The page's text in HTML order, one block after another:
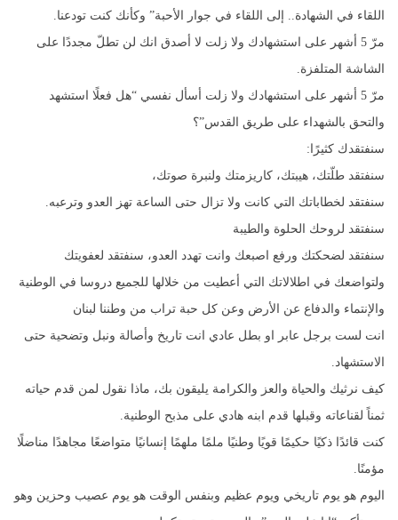
اللقاء في الشهادة.. إلى اللقاء في جوار الأحبة” وكأنك كنت تودعنا.
مرّ 5 أشهر على استشهادك ولا زلت لا أصدق انك لن تطلّ مجددًا على
الشاشة المتلفزة.
مرّ 5 أشهر على استشهادك ولا زلت أسأل نفسي “هل فعلًا استشهد
والتحق بالشهداء على طريق القدس”؟
سنفتقدك كثيرًا:
سنفتقد طلّتك، هيبتك، كاريزمتك ولنبرة صوتك،
سنفتقد لخطاباتك التي كانت ولا تزال حتى الساعة تهز العدو وترعبه.
سنفتقد لروحك الحلوة والطيبة
سنفتقد لضحكتك ورفع اصبعك وانت تهدد العدو، سنفتقد لعفويتك
ولتواضعك في اطلالاتك التي أعطيت من خلالها للجميع دروسا في الوطنية
والإنتماء والدفاع عن الأرض وعن كل حبة تراب من وطننا لبنان
انت لست برجل عابر او بطل عادي انت تاريخ وأصالة ونبل وتضحية حتى
الاستشهاد.
كيف نرثيك والحياة والعز والكرامة يليقون بك، ماذا نقول لمن قدم حياته
ثمناً لقناعاته وقبلها قدم ابنه هادي على مذبح الوطنية.
كنت قائدًا ذكيًا حكيمًا قويًا وطنيًا ملمًا ملهمًا إنسانيًا متواضعًا مجاهدًا مناضلًا
مؤمنًا.
اليوم هو يوم تاريخي ويوم عظيم وبنفس الوقت هو يوم عصيب وحزين وهو